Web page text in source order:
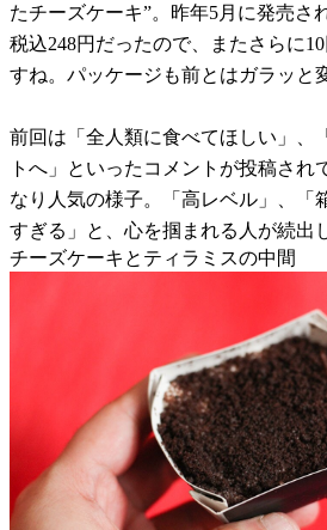
たチーズケーキ”。昨年5月に発売さ
税込248円だったので、またさらに
すね。パッケージも前とはガラッと
前回は「全人類に食べてほしい」、
トへ」といったコメントが投稿され
なり人気の様子。「高レベル」、「
すぎる」と、心を掴まれる人が続出
チーズケーキとティラミスの中間